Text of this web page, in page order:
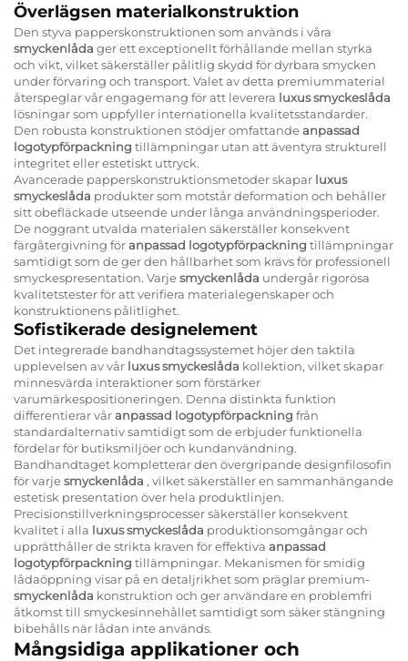
Överlägsen materialkonstruktion
Den styva papperskonstruktionen som används i våra
smyckenlåda ger ett exceptionellt förhållande mellan styrka
och vikt, vilket säkerställer pålitlig skydd för dyrbara smycken
under förvaring och transport. Valet av detta premiummaterial
återspeglar vår engagemang för att leverera luxus smyckeslåda
lösningar som uppfyller internationella kvalitetsstandarder.
Den robusta konstruktionen stödjer omfattandeanpassad
logotypförpackningtillämpningar utan att äventyra strukturell
integritet eller estetiskt uttryck.
Avancerade papperskonstruktionsmetoder skapar luxus
smyckeslåda produkter som motstår deformation och behåller
sitt obefläckade utseende under långa användningsperioder.
De noggrant utvalda materialen säkerställer konsekvent
färgåtergivning föranpassad logotypförpackningtillämpningar
samtidigt som de ger den hållbarhet som krävs för professionell
smyckespresentation. Varjesmyckenlåda undergår rigorösa
kvalitetstester för att verifiera materialegenskaper och
konstruktionens pålitlighet.
Sofistikerade designelement
Det integrerade bandhandtagssystemet höjer den taktila
upplevelsen av vår luxus smyckeslåda kollektion, vilket skapar
minnesvärda interaktioner som förstärker
varumärkespositioneringen. Denna distinkta funktion
differentierar våranpassad logotypförpackningfrån
standardalternativ samtidigt som de erbjuder funktionella
fördelar för butiksmiljöer och kundanvändning.
Bandhandtaget kompletterar den övergripande designfilosofin
för varjesmyckenlåda , vilket säkerställer en sammanhängande
estetisk presentation över hela produktlinjen.
Precisionstillverkningsprocesser säkerställer konsekvent
kvalitet i alla luxus smyckeslåda produktionsomgångar och
upprätthåller de strikta kraven för effektiva anpassad
logotypförpackningtillämpningar. Mekanismen för smidig
lådaöppning visar på en detaljrikhet som präglar premium-
smyckenlåda konstruktion och ger användare en problemfri
åtkomst till smyckesinnehållet samtidigt som säker stängning
bibehålls när lådan inte används.
Mångsidiga applikationer och